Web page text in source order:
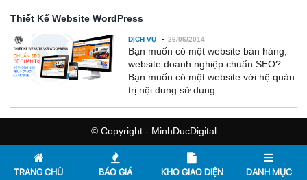
Thiết Kế Website WordPress
DỊCH VỤ - 26/06/2014
Bạn muốn có một website bán hàng,
website doanh nghiệp chuẩn SEO?
Bạn muốn có một website với hệ quản
trị nội dung sử dụng...
© Copyright - MinhDucDigital
TRANG CHỦ BÁO GIÁ KHO GIAO DIỆN DANH MỤC